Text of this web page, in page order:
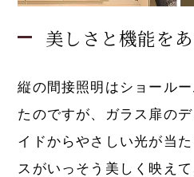
美しさと機能を
縦の間接照明はショール
たのですが、ガラス扉の
イドからやさしい光が当
スがいっそう美しく映え